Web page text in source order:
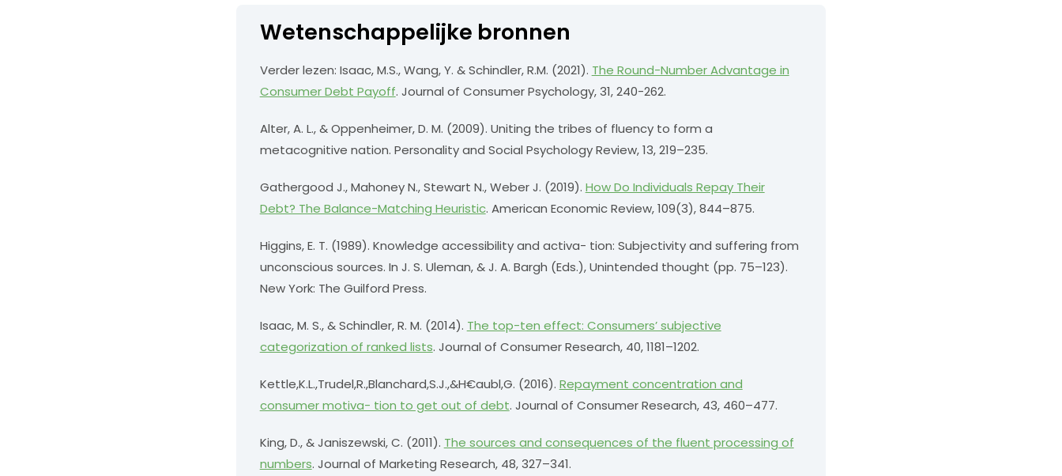
Wetenschappelijke bronnen
Verder lezen: Isaac, M.S., Wang, Y. & Schindler, R.M. (2021). The Round-Number Advantage in
Consumer Debt Payoff. Journal of Consumer Psychology, 31, 240-262.
Alter, A. L., & Oppenheimer, D. M. (2009). Uniting the tribes of fluency to form a
metacognitive nation. Personality and Social Psychology Review, 13, 219–235.
Gathergood J., Mahoney N., Stewart N., Weber J. (2019). How Do Individuals Repay Their
Debt? The Balance-Matching Heuristic. American Economic Review, 109(3), 844–875.
Higgins, E. T. (1989). Knowledge accessibility and activa- tion: Subjectivity and suffering from
unconscious sources. In J. S. Uleman, & J. A. Bargh (Eds.), Unintended thought (pp. 75–123).
New York: The Guilford Press.
Isaac, M. S., & Schindler, R. M. (2014). The top-ten effect: Consumers’ subjective
categorization of ranked lists. Journal of Consumer Research, 40, 1181–1202.
Kettle,K.L.,Trudel,R.,Blanchard,S.J.,&H€aubl,G. (2016). Repayment concentration and
consumer motiva- tion to get out of debt. Journal of Consumer Research, 43, 460–477.
King, D., & Janiszewski, C. (2011). The sources and consequences of the fluent processing of
numbers. Journal of Marketing Research, 48, 327–341.